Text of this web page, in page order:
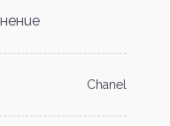
Chanel